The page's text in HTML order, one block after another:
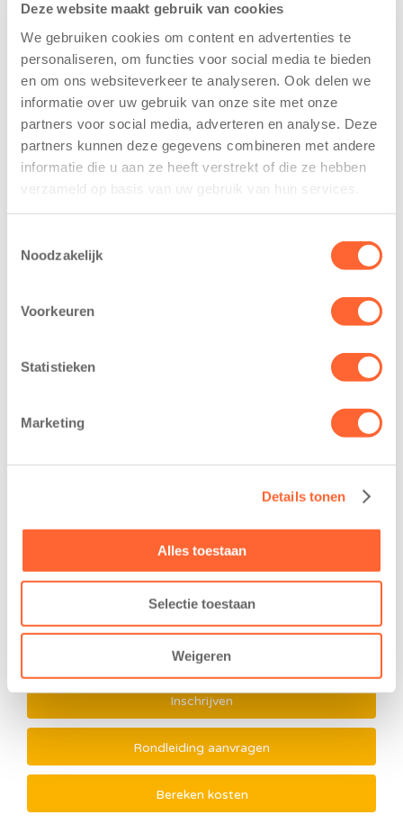
Deze website maakt gebruik van cookies
We gebruiken cookies om content en advertenties te
personaliseren, om functies voor social media te bieden
en om ons websiteverkeer te analyseren. Ook delen we
informatie over uw gebruik van onze site met onze
partners voor social media, adverteren en analyse. Deze
partners kunnen deze gegevens combineren met andere
informatie die u aan ze heeft verstrekt of die ze hebben
verzameld op basis van uw gebruik van hun services.
Noodzakelijk
Voorkeuren
Statistieken
Marketing
Details tonen
Alles toestaan
Selectie toestaan
Weigeren
leren grenzen kennen. Zeker oudere kinderen willen
vanuit zichzelf de wereld verkennen en leren van
nieuwe ervaringen. Onze medewerkers spelen daar
uitstekend op in.
Goedemiddag!
opvang komen. Dat betekent dat we kinderen
Inschrijven
Rondleiding aanvragen
Bereken kosten